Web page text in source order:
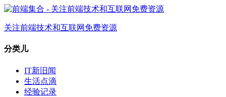
关注前端技术和互联网免费资源
分类儿
IT新旧闻
生活点滴
经验记录